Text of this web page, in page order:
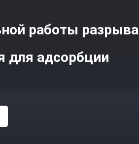
работы разрыва
для адсорбции